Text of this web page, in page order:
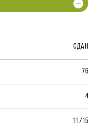
СДАН
76
4
11 /15